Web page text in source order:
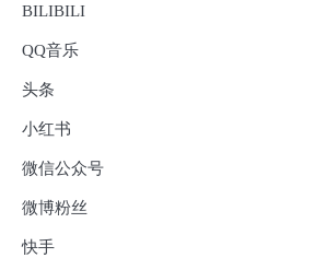
BILIBILI
QQ音乐
头条
小红书
微信公众号
微博粉丝
快手